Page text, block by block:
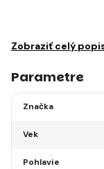
Zobraziť celý
Parametre
Značka
Vek
Pohlavie